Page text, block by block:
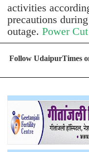
activities
precautions
outage. Power
Follow UdaipurTimes